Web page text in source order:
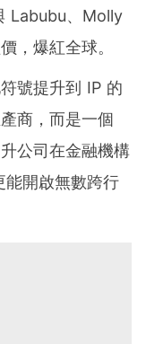
Labubu、Molly
，爆紅全球。
號提升到 IP 的
商，而是一個
公司在金融機構
能開啟無數跨行